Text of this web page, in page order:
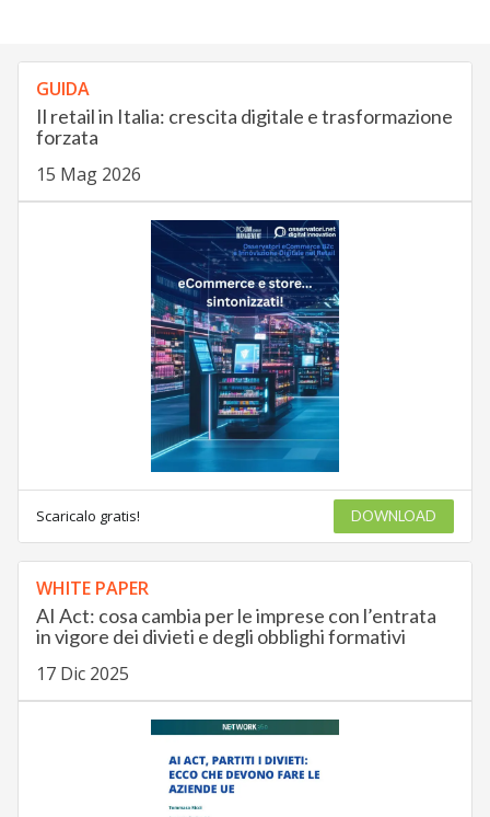
GUIDA
Il retail in Italia: crescita digitale e trasformazione
forzata
15 Mag 2026
Scaricalo gratis! DOWNLOAD
WHITE PAPER
AI Act: cosa cambia per le imprese con l’entrata
in vigore dei divieti e degli obblighi formativi
17 Dic 2025